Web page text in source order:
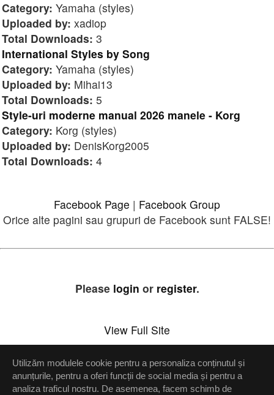
Category: Yamaha (styles)
Uploaded by: xadiop
Total Downloads: 3
International Styles by Song
Category: Yamaha (styles)
Uploaded by: Mihai13
Total Downloads: 5
Style-uri moderne manual 2026 manele - Korg
Category: Korg (styles)
Uploaded by: DenisKorg2005
Total Downloads: 4
Facebook Page | Facebook Group
Orice alte pagini sau grupuri de Facebook sunt FALSE!
Please login or register.
View Full Site
Setări confidenţialitate
Utilizăm modulele cookie pentru a personaliza conținutul și
anunțurile, pentru a oferi funcții de social media și pentru a
analiza traficul nostru. De asemenea, facem schimb de